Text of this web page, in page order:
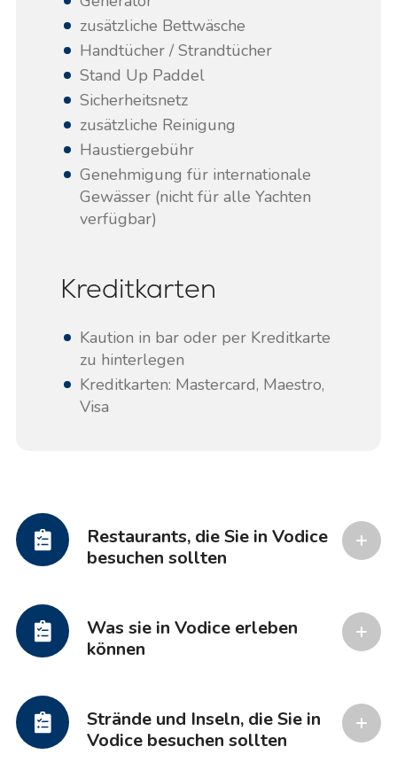
zusätzliche Bettwäsche
Handtücher / Strandtücher
Stand Up Paddel
Sicherheitsnetz
zusätzliche Reinigung
Haustiergebühr
Genehmigung für internationale
Gewässer (nicht für alle Yachten
verfügbar)
Kreditkarten
Kaution in bar oder per Kreditkarte
zu hinterlegen
Kreditkarten: Mastercard, Maestro,
Visa
Restaurants, die Sie in Vodice
besuchen sollten
Was sie in Vodice erleben
können
Strände und Inseln, die Sie in
Vodice besuchen sollten